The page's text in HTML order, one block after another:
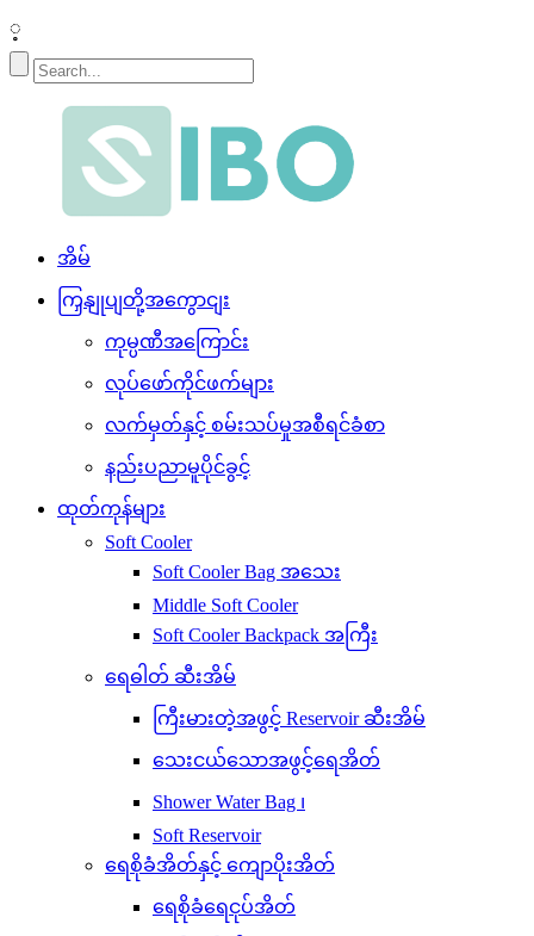
့
အိမ်
ကြှနျုပျတို့အကွောငျး
ကုမ္ပဏီအကြောင်း
လုပ်ဖော်ကိုင်ဖက်များ
လက်မှတ်နှင့် စမ်းသပ်မှုအစီရင်ခံစာ
နည်းပညာမူပိုင်ခွင့်
ထုတ်ကုန်များ
Soft Cooler
Soft Cooler Bag အသေး
Middle Soft Cooler
Soft Cooler Backpack အကြီး
ရေဓါတ် ဆီးအိမ်
ကြီးမားတဲ့အဖွင့် Reservoir ဆီးအိမ်
သေးငယ်သောအဖွင့်ရေအိတ်
Shower Water Bag ၊
Soft Reservoir
ရေစိုခံအိတ်နှင့် ကျောပိုးအိတ်
ရေစိုခံရေငုပ်အိတ်